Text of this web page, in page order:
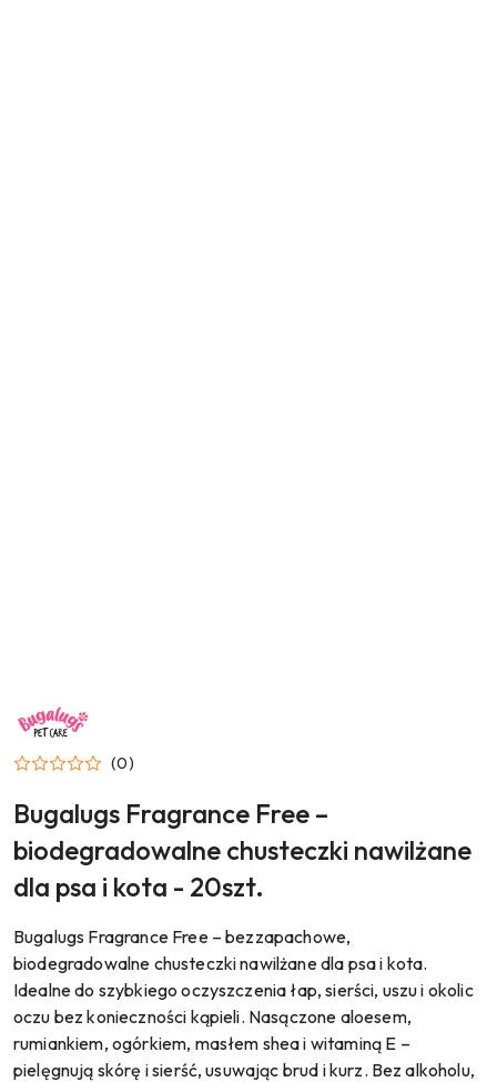
NAZWA
PRODUCENTA:
BUGALUGS
(0)
Bugalugs Fragrance Free –
biodegradowalne chusteczki nawilżane
dla psa i kota - 20szt.
Bugalugs Fragrance Free – bezzapachowe,
biodegradowalne chusteczki nawilżane dla psa i kota.
Idealne do szybkiego oczyszczenia łap, sierści, uszu i okolic
oczu bez konieczności kąpieli. Nasączone aloesem,
rumiankiem, ogórkiem, masłem shea i witaminą E –
pielęgnują skórę i sierść, usuwając brud i kurz. Bez alkoholu,